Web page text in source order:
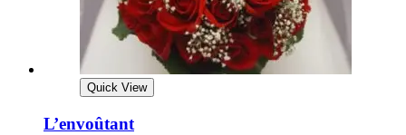
Quick View
L’envoûtant